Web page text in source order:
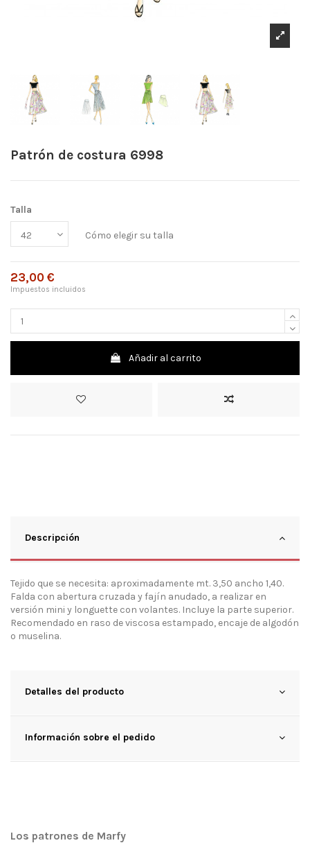
Patrón de costura 6998
Talla
Cómo elegir su talla
23,00 €
Impuestos incluidos
Añadir al carrito
Descripción
Tejido que se necesita: aproximadamente mt. 3,50 ancho 1,40.
Falda con abertura cruzada y fajín anudado, a realizar en
versión mini y longuette con volantes. Incluye la parte superior.
Recomendado en raso de viscosa estampado, encaje de algodón
o muselina.
Detalles del producto
Información sobre el pedido
Los patrones de Marfy